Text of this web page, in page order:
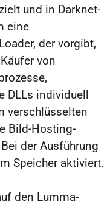
und in Darknet-
eine
der vorgibt,
von
DLLs individuell
verschlüsselten
Bild-Hosting-
der Ausführung
Speicher aktiviert.
den Lumma-